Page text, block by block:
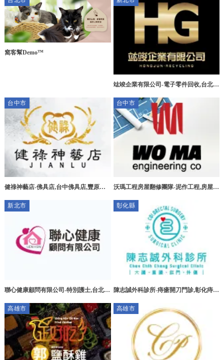
窩客幫Demo™
竑竣企業有限公司-電子零件回收,台北電
電子零件回收
台中市
健祿神藝店-佛具店,台中佛具店,豐原佛
台中市
沃瑪工程房屋翻修團隊-泥作工程,房屋拆
新北市
聯心健康顧問有限公司-特別護士,台北特
彰化縣
陳志誠外科診所-痔瘡開刀門診,彰化痔瘡
高雄市
高雄市